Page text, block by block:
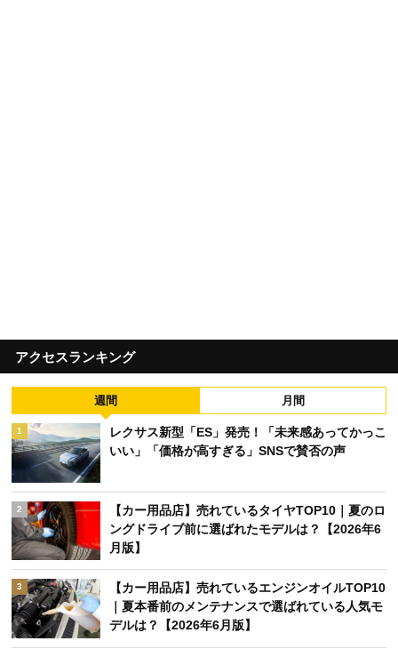
アクセスランキング
週間 月間
1
レクサス新型「ES」発売！「未来感あってかっこ
いい」「価格が高すぎる」SNSで賛否の声
2
【カー用品店】売れているタイヤTOP10｜夏のロ
ングドライブ前に選ばれたモデルは？【2026年6
月版】
3
【カー用品店】売れているエンジンオイルTOP10
｜夏本番前のメンテナンスで選ばれている人気モ
デルは？【2026年6月版】